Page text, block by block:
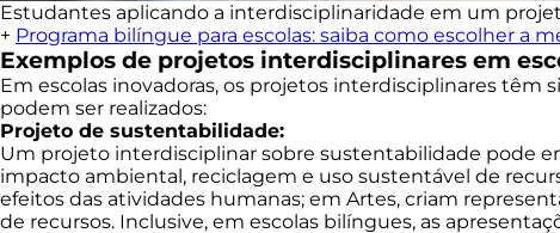
Estudantes aplicando a interdisciplinaridade em um
+ Programa bilíngue para escolas: saiba como escolher a
Exemplos de projetos interdisciplinares em
Em escolas inovadoras, os projetos interdisciplinares têm
podem ser realizados:
Projeto de sustentabilidade:
Um projeto interdisciplinar sobre sustentabilidade pode
impacto ambiental, reciclagem e uso sustentável de
efeitos das atividades humanas; em Artes, criam
de recursos. Inclusive, em escolas bilíngues, as